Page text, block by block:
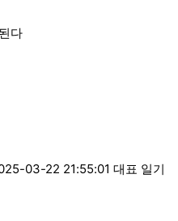
다
03-22 21:55:01 대표 일기